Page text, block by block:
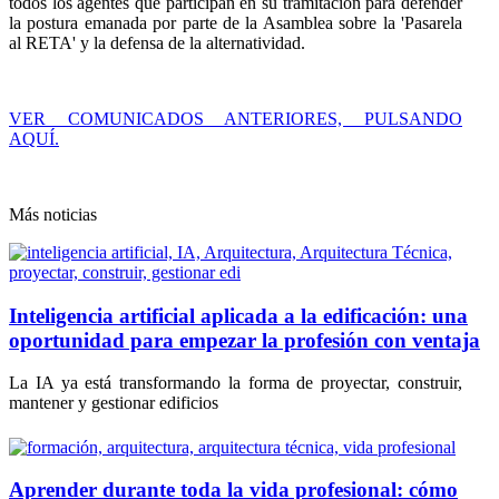
la postura emanada por parte de la Asamblea sobre la 'Pasarela
al RETA' y la defensa de la alternatividad.
VER COMUNICADOS ANTERIORES, PULSANDO
AQUÍ.
Más noticias
Inteligencia artificial aplicada a la edificación: una
oportunidad para empezar la profesión con ventaja
La IA ya está transformando la forma de proyectar, construir,
mantener y gestionar edificios
Aprender durante toda la vida profesional: cómo